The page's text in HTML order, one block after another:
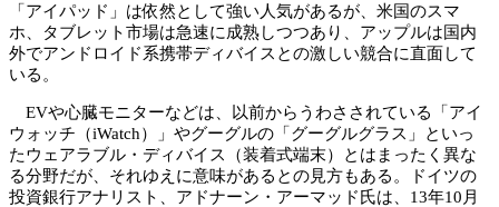
「アイパッド」は依然として強い人気があるが、米国のスマ
ホ、タブレット市場は急速に成熟しつつあり、アップルは国内
外でアンドロイド系携帯ディバイスとの激しい競合に直面して
いる。
EVや心臓モニターなどは、以前からうわさされている「アイ
ウォッチ（iWatch）」やグーグルの「グーグルグラス」といっ
たウェアラブル・ディバイス（装着式端末）とはまったく異な
る分野だが、それゆえに意味があるとの見方もある。ドイツの
投資銀行アナリスト、アドナーン・アーマッド氏は、13年10月